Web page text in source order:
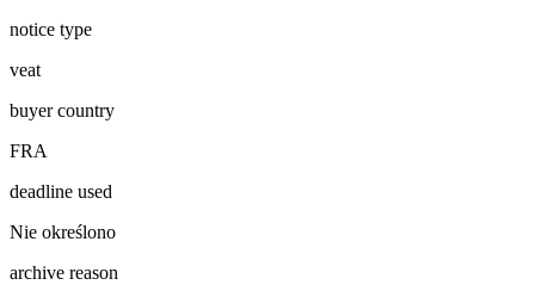
notice type
veat
buyer country
FRA
deadline used
Nie określono
archive reason